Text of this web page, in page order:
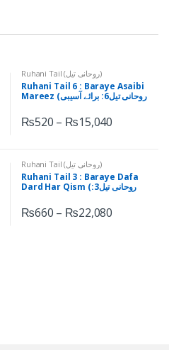
Ruhani Tail (روحانی تیل)
Ruhani Tail 6 : Baraye Asaibi
Mareez (روحانی تیل6: برائے آسیبی
₨520 – ₨15,040
Ruhani Tail (روحانی تیل)
Ruhani Tail 3 : Baraye Dafa
Dard Har Qism (روحانی تیل3:
₨660 – ₨22,080